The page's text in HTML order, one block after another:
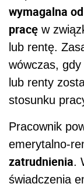
wymagalna
pracę w
lub rentę.
wówczas,
lub renty
stosunku
Pracownik
emerytalno-
zatrudnienia.
świadczenia